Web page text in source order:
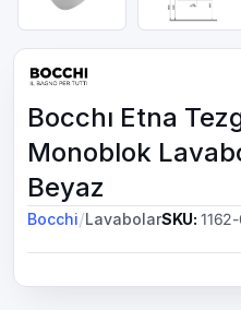
Bocchı Etna
Monoblok
Beyaz
Bocchi/LavabolarSKU: